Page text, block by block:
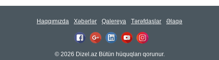
Haqqımızda Xəbərlər Qalereya Tərəfdaşlar Əlaqə
© 2026 Dizel.az Bütün hüquqları qorunur.